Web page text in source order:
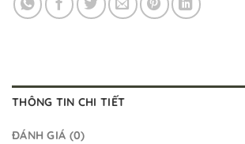
THÔNG TIN CHI TIẾT
ĐÁNH GIÁ (0)